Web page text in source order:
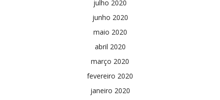
julho 2020
junho 2020
maio 2020
abril 2020
março 2020
fevereiro 2020
janeiro 2020